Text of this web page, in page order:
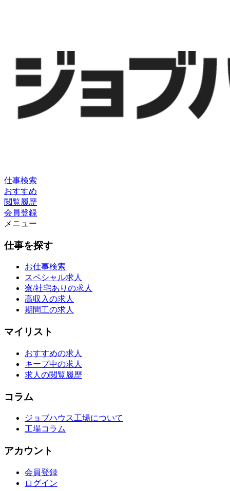
仕事検索
おすすめ
閲覧履歴
会員登録
メニュー
仕事を探す
お仕事検索
スペシャル求人
寮/社宅ありの求人
高収入の求人
期間工の求人
マイリスト
おすすめの求人
キープ中の求人
求人の閲覧履歴
コラム
ジョブハウス工場について
工場コラム
アカウント
会員登録
ログイン